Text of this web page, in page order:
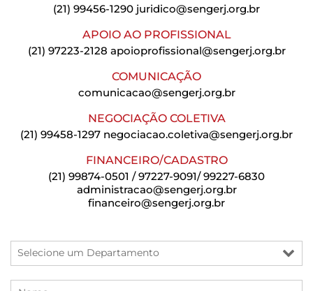
(21) 99456-1290 juridico@sengerj.org.br
APOIO AO PROFISSIONAL
(21) 97223-2128 apoioprofissional@sengerj.org.br
COMUNICAÇÃO
comunicacao@sengerj.org.br
NEGOCIAÇÃO COLETIVA
(21) 99458-1297 negociacao.coletiva@sengerj.org.br
FINANCEIRO/CADASTRO
(21) 99874-0501 / 97227-9091/ 99227-6830
administracao@sengerj.org.br
financeiro@sengerj.org.br